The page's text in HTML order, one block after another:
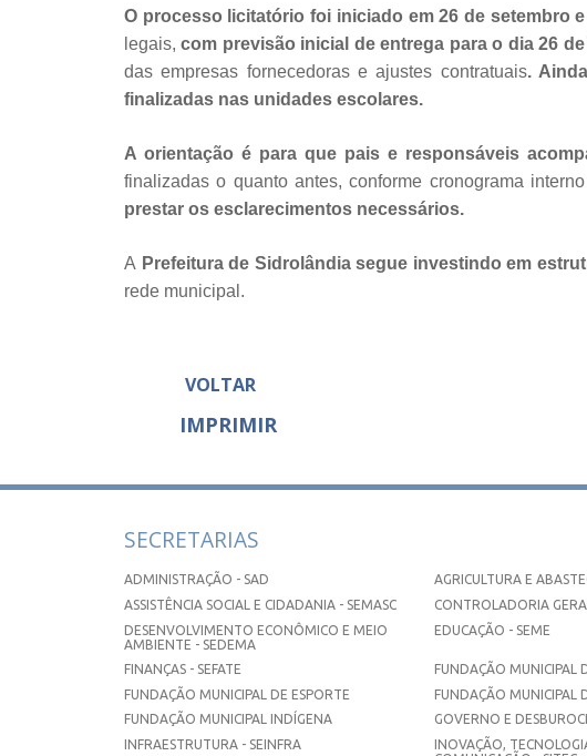
O processo licitatório foi iniciado em 26 de setembro
legais, com previsão inicial de entrega para o dia 26
das empresas fornecedoras e ajustes contratuais.
finalizadas nas unidades escolares.
A orientação é para que pais e responsáveis
finalizadas o quanto antes, conforme cronograma
prestar os esclarecimentos necessários.
A Prefeitura de Sidrolândia segue investindo em
rede municipal.
VOLTAR
IMPRIMIR
SECRETARIAS
ADMINISTRAÇÃO - SAD
AGRICULTURA E
ASSISTÊNCIA SOCIAL E CIDADANIA - SEMASC
CONTROLADORIA
DESENVOLVIMENTO ECONÔMICO E MEIO
AMBIENTE - SEDEMA
EDUCAÇÃO - SEME
FINANÇAS - SEFATE
FUNDAÇÃO MUNICIPAL
FUNDAÇÃO MUNICIPAL DE ESPORTE
FUNDAÇÃO MUNICIPAL
FUNDAÇÃO MUNICIPAL INDÍGENA
GOVERNO E
INFRAESTRUTURA - SEINFRA
INOVAÇÃO,